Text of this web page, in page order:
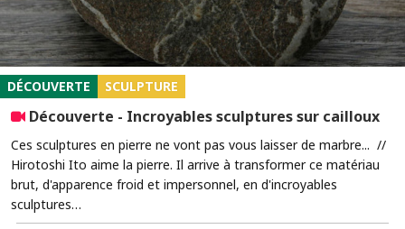
DÉCOUVERTE SCULPTURE
Découverte - Incroyables sculptures sur cailloux
Ces sculptures en pierre ne vont pas vous laisser de marbre... //
Hirotoshi Ito aime la pierre. Il arrive à transformer ce matériau
brut, d'apparence froid et impersonnel, en d'incroyables
sculptures…